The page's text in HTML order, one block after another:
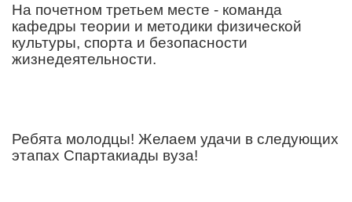
На почетном третьем месте - команда
кафедры теории и методики физической
культуры, спорта и безопасности
жизнедеятельности.
Ребята молодцы! Желаем удачи в следующих
этапах Спартакиады вуза!